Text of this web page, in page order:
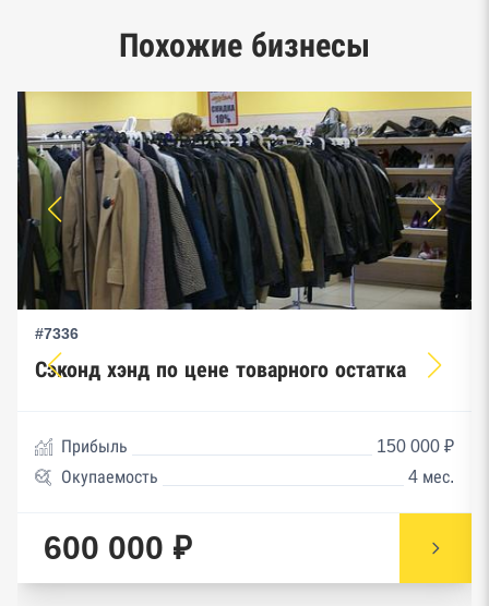
предпринимательства ФНС
Похожие бизнесы
#7336
Сэконд хэнд по цене товарного остатка
Прибыль
150 000 ₽
Окупаемость
4 мес.
600 000 ₽